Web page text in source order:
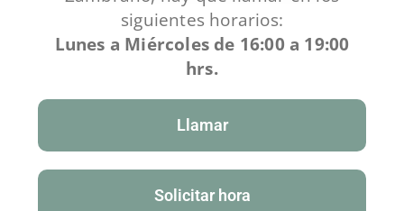
siguientes horarios:
Lunes a Miércoles de 16:00 a 19:00
hrs.
Llamar
Solicitar hora